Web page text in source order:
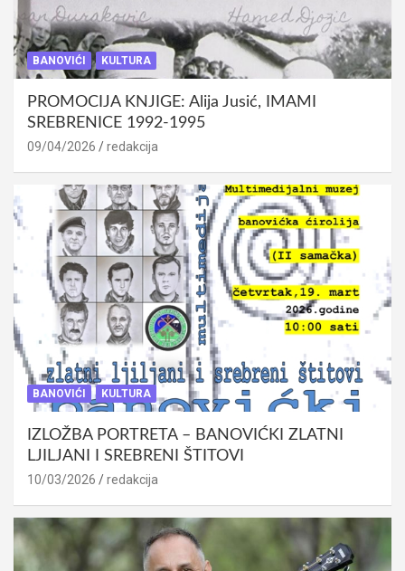
BANOVIĆI KULTURA
PROMOCIJA KNJIGE: Alija Jusić, IMAMI
SREBRENICE 1992-1995
09/04/2026 redakcija
BANOVIĆI KULTURA
IZLOŽBA PORTRETA – BANOVIĆKI ZLATNI
LJILJANI I SREBRENI ŠTITOVI
10/03/2026 redakcija